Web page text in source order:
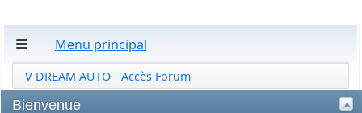
Menu principal
V DREAM AUTO - Accès Forum
Bienvenue